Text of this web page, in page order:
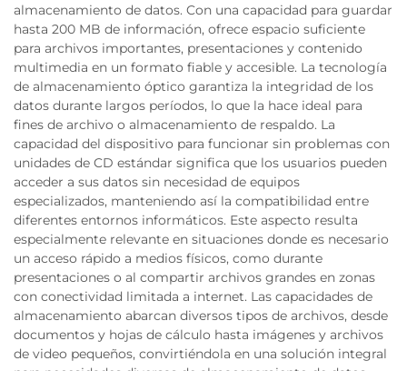
almacenamiento de datos. Con una capacidad para guardar
hasta 200 MB de información, ofrece espacio suficiente
para archivos importantes, presentaciones y contenido
multimedia en un formato fiable y accesible. La tecnología
de almacenamiento óptico garantiza la integridad de los
datos durante largos períodos, lo que la hace ideal para
fines de archivo o almacenamiento de respaldo. La
capacidad del dispositivo para funcionar sin problemas con
unidades de CD estándar significa que los usuarios pueden
acceder a sus datos sin necesidad de equipos
especializados, manteniendo así la compatibilidad entre
diferentes entornos informáticos. Este aspecto resulta
especialmente relevante en situaciones donde es necesario
un acceso rápido a medios físicos, como durante
presentaciones o al compartir archivos grandes en zonas
con conectividad limitada a internet. Las capacidades de
almacenamiento abarcan diversos tipos de archivos, desde
documentos y hojas de cálculo hasta imágenes y archivos
de video pequeños, convirtiéndola en una solución integral